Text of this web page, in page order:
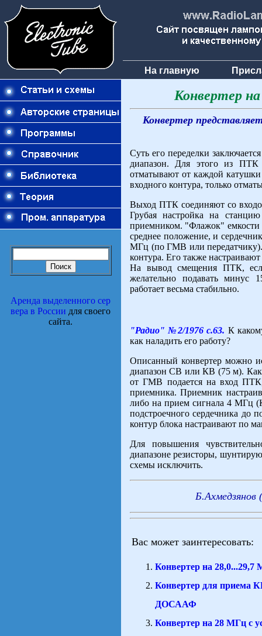
На главную
Аренда выделенного сер
вера в России для своего
сайта.
Конвертер
Конвертер
Суть его переделки
диапазон. Для этого из ПТК
отматывают от каждой
входного контура, только
Выход ПТК соединяют со
Грубая настройка на
приемником. "Флажок" емкости
среднее положение, и
МГц (по ГМВ или передатчику).
контура. Его также
На вывод смещения ПТК,
желательно подавать минус
работает весьма стабильно.
"Радио" №2/1976 с.63. К
как наладить его работу?
Описанный конвертер можно
диапазон СВ или КВ (75 м). Как
от ГМВ подается на вход
приемника. Приемник
либо на прием сигнала 4 МГц
подстроечного сердечника до
контур блока настраивают по
Для повышения
диапазоне резисторы,
схемы исключить.
Вас может заинтересовать:
Конвертер на
Конвертер для приема
ДОСААФ
Конвертер на 28 МГц с